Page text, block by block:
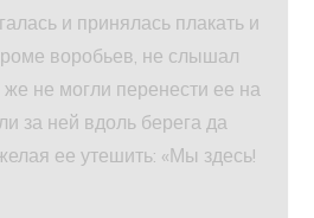
и принялась плакать и
воробьев, не слышал
же не могли перенести ее на
за ней вдоль берега да
ее утешить: «Мы здесь!